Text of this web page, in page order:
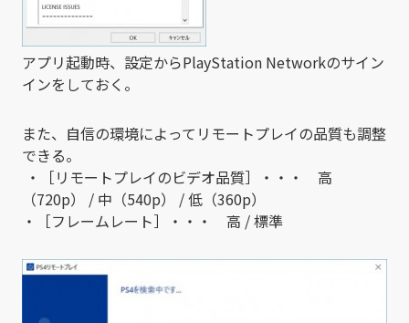
アプリ起動時、設定からPlayStation Networkのサイン
インをしておく。
また、自信の環境によってリモートプレイの品質も調整
できる。
・［リモートプレイのビデオ品質］・・・ 高
（720p） / 中（540p） / 低（360p）
・［フレームレート］・・・ 高 / 標準